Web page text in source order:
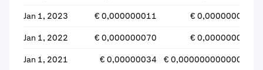
Jan 1, 2023 € 0,000000011 € 0,0000000017
Jan 1, 2022 € 0,000000070 € 0,0000000033
Jan 1, 2021 € 0,00000034 € 0,000000000000018